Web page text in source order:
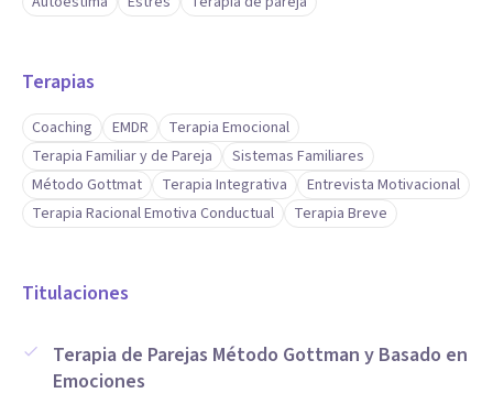
Terapias
Coaching EMDR
Terapia Emocional
Terapia Familiar y de Pareja
Sistemas Familiares
Método Gottmat
Terapia Integrativa
Entrevista Motivacional
Terapia Racional Emotiva Conductual
Terapia Breve
Titulaciones
Terapia de Parejas Método Gottman y Basado en
Emociones